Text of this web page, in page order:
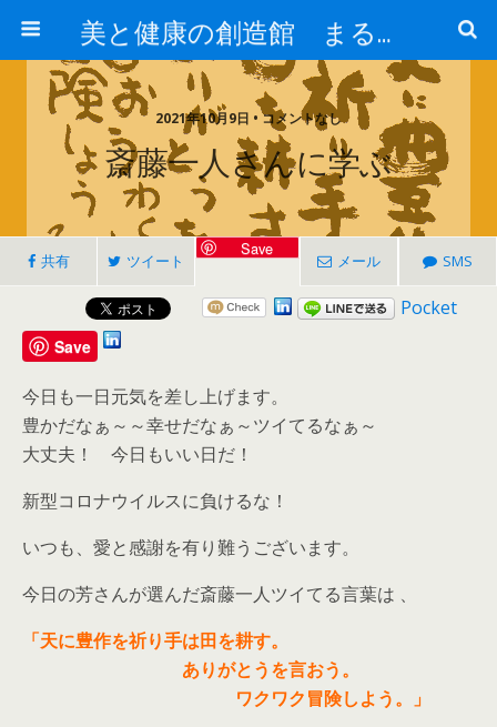
美と健康の創造館 まるとみ薬品 ぐんまの薬屋 芳さんのブログ
2021年10月9日 • コメントなし
斎藤一人さんに学ぶ
共有 ツイート
Save
メール SMS
Pocket
Save
今日も一日元気を差し上げます。
豊かだなぁ～～幸せだなぁ～ツイてるなぁ～
大丈夫！ 今日もいい日だ！
新型コロナウイルスに負けるな！
いつも、愛と感謝を有り難うございます。
今日の芳さんが選んだ斎藤一人ツイてる言葉は 、
「天に豊作を祈り手は田を耕す。
ありがとうを言おう。
ワクワク冒険しよう。」